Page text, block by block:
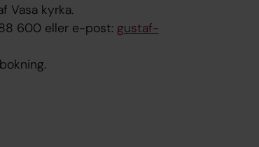
Vasa kyrka.
600 eller e-post: gustaf-